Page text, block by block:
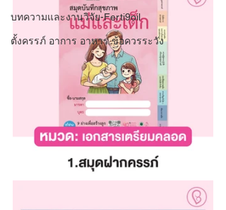
บทความและงานวิจัย-Ferti9oil
ตั้งครรภ์ อาการ อาหาร ข้อควรระวัง